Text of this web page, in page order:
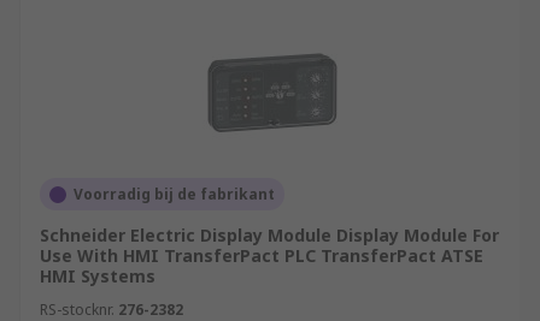
Voorradig bij de fabrikant
Schneider Electric Display Module Display Module For
Use With HMI TransferPact PLC TransferPact ATSE
HMI Systems
RS-stocknr. 276-2382